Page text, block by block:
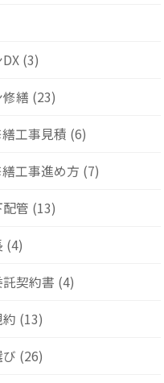
(3)
繕 (23)
工事見積 (6)
工事進め方 (7)
管 (13)
(4)
契約書 (4)
(13)
(26)